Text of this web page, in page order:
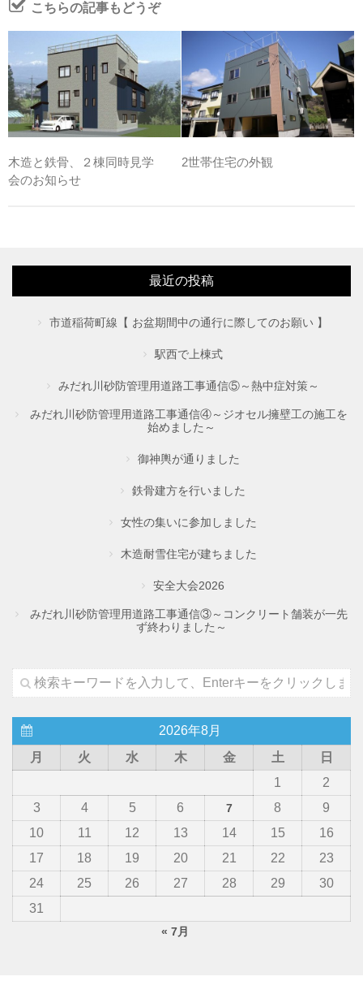
こちらの記事もどうぞ
木造と鉄骨、２棟同時見学
会のお知らせ
2世帯住宅の外観
最近の投稿
市道稲荷町線【 お盆期間中の通行に際してのお願い 】
駅西で上棟式
みだれ川砂防管理用道路工事通信⑤～熱中症対策～
みだれ川砂防管理用道路工事通信④～ジオセル擁壁工の施工を
始めました～
御神輿が通りました
鉄骨建方を行いました
女性の集いに参加しました
木造耐雪住宅が建ちました
安全大会2026
みだれ川砂防管理用道路工事通信③～コンクリート舗装が一先
ず終わりました～
2026年8月
月
火 水 木 金 土
日
1
2
3
4 5 6 7 8
9
10
11 12 13 14 15
16
17
18 19 20 21 22
23
24
25 26 27 28 29
30
31
« 7月